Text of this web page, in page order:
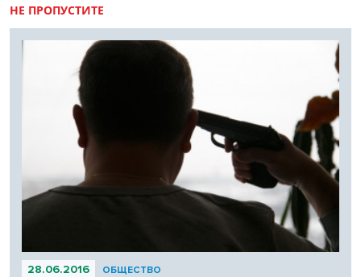
НЕ ПРОПУСТИТЕ
28.06.2016 ОБЩЕСТВО